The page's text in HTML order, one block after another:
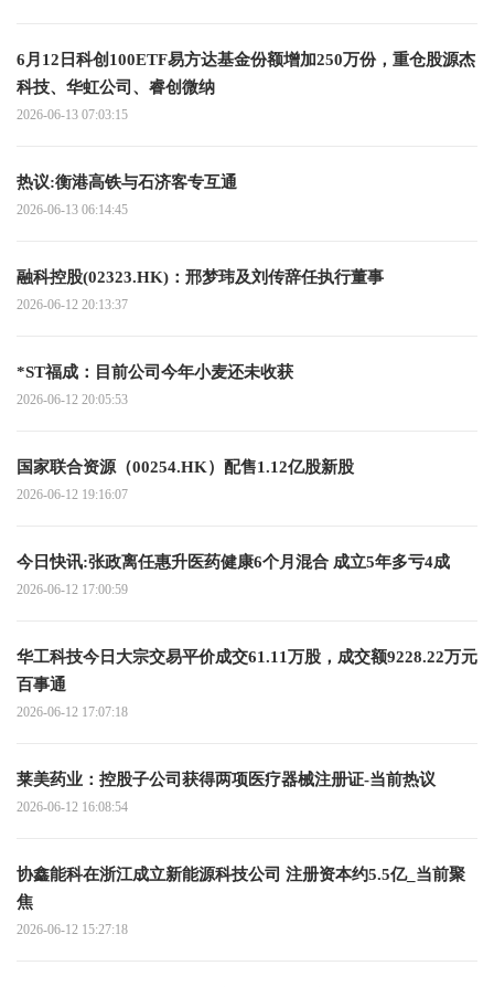
6月12日科创100ETF易方达基金份额增加250万份，重仓股源杰
科技、华虹公司、睿创微纳
2026-06-13 07:03:15
热议:衡港高铁与石济客专互通
2026-06-13 06:14:45
融科控股(02323.HK)：邢梦玮及刘传辞任执行董事
2026-06-12 20:13:37
*ST福成：目前公司今年小麦还未收获
2026-06-12 20:05:53
国家联合资源（00254.HK）配售1.12亿股新股
2026-06-12 19:16:07
今日快讯:张政离任惠升医药健康6个月混合 成立5年多亏4成
2026-06-12 17:00:59
华工科技今日大宗交易平价成交61.11万股，成交额9228.22万元
百事通
2026-06-12 17:07:18
莱美药业：控股子公司获得两项医疗器械注册证-当前热议
2026-06-12 16:08:54
协鑫能科在浙江成立新能源科技公司 注册资本约5.5亿_当前聚
焦
2026-06-12 15:27:18